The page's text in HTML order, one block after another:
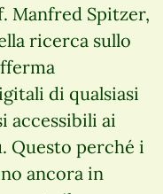
Manfred Spitzer,
ricerca sullo
di qualsiasi
accessibili ai
Questo perché i
ancora in